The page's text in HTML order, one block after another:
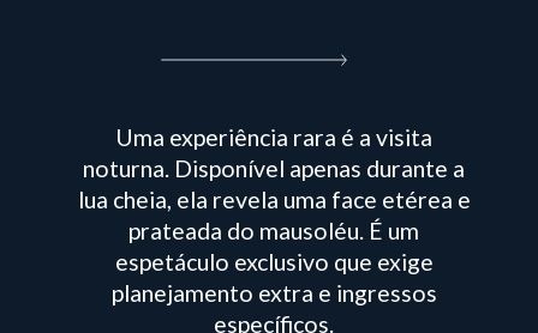
Uma experiência rara é a visita
noturna. Disponível apenas durante a
lua cheia, ela revela uma face etérea e
prateada do mausoléu. É um
espetáculo exclusivo que exige
planejamento extra e ingressos
específicos.